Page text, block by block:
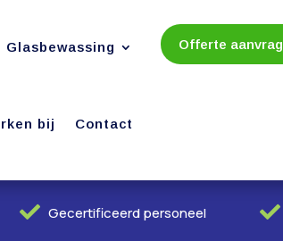
Glasbewassing
bij Contact
Offerte
 Gecertificeerd personeel 